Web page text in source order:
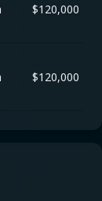
$120,000
$120,000